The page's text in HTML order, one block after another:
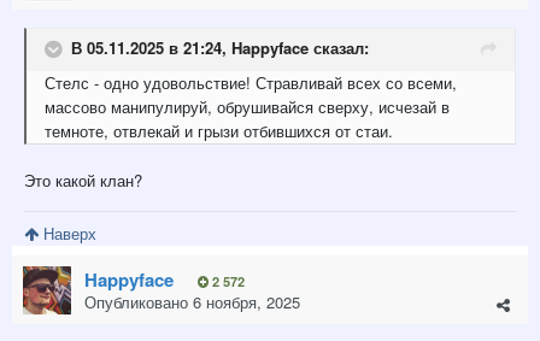
В 05.11.2025 в 21:24, Happyface сказал:
Стелс - одно удовольствие! Стравливай всех со всеми,
массово манипулируй, обрушивайся сверху, исчезай в
темноте, отвлекай и грызи отбившихся от стаи.
Это какой клан?
Наверх
Happyface 2 572
Опубликовано 6 ноября, 2025